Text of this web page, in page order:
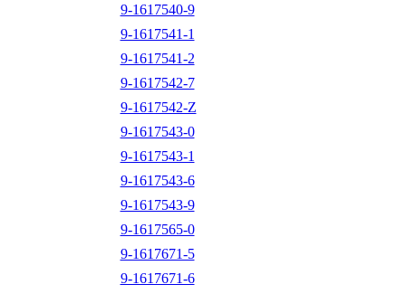
9-1617540-9
9-1617541-1
9-1617541-2
9-1617542-7
9-1617542-Z
9-1617543-0
9-1617543-1
9-1617543-6
9-1617543-9
9-1617565-0
9-1617671-5
9-1617671-6